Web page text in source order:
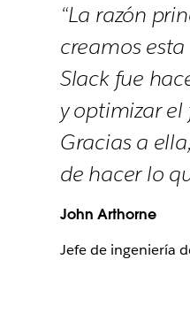
“La razón
creamos
Slack fue
y optimizar
Gracias a
de hacer lo
John Arthorne
Jefe de ingeniería